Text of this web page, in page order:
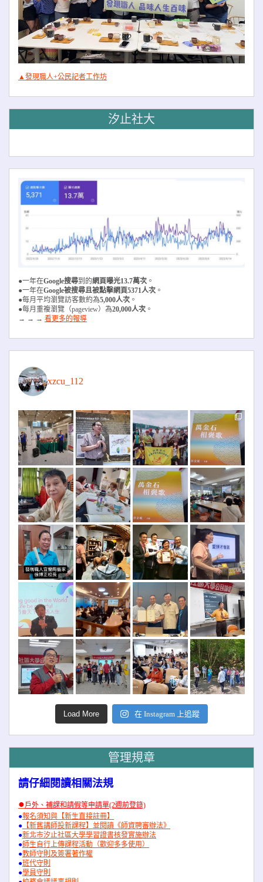
▲發現職人+公民記者工作坊
汐止社大
●一年在Google搜尋到的網頁曝光13.7萬次 。
●一年在Google被搜尋且被點擊網頁5371人次 。
●每月平均瀏覽訪客數約為5,000人次 。
●每月重複瀏覽（pageview）為20,000人次 。
→ → → 看更多的報導
xzcu_112
Load More 在 Instagram 上追蹤
管理規章
請仔細閱讀相關法規
●戶外、補課和請假等申請單(2週前登錄)
●報名須知與【新生直接註冊】
● 【新舊講師投新課程】並閱讀《師資聘審辦法》
●新北市汐止社區大學學習證書核發實施辦法
●師生自行上傳課程活動（歡迎多多使用）
●教師守則及簽署著作權
●班代守則
●學員守則